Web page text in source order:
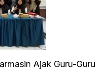
Ajak Guru-Guru